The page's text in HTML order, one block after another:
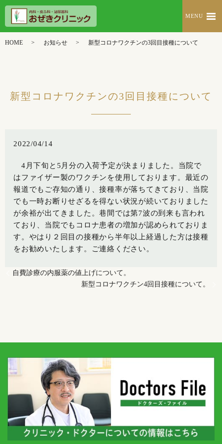
MENU
HOME お知らせ 新型コロナワクチンの3回目接種について
新型コロナワクチンの3回目接種について
2022/04/14
4月下旬と5月分の入荷予定が決まりました。当院で
はファイザー製のワクチンを使用しております。最近の
報道でもご存知の通り、接種率が落ちてきており、当院
でも一時お断りせざるを得ない状況が続いておりました
が余裕が出てきました。巷間では第7波の到来も言われ
ており、当院でもコロナ患者の増加が認められておりま
す。やはり２回目の接種から半年以上経過した方は接種
をお勧めいたします。ご連絡ください。
自費診療の内服薬の値上げについて。
新型コロナワクチン4回目接種について。